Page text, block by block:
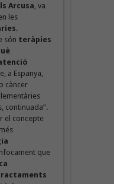
Arcusa, va
les
.
són teràpies
a Espanya,
càncer
continuada”.
el concepte
que